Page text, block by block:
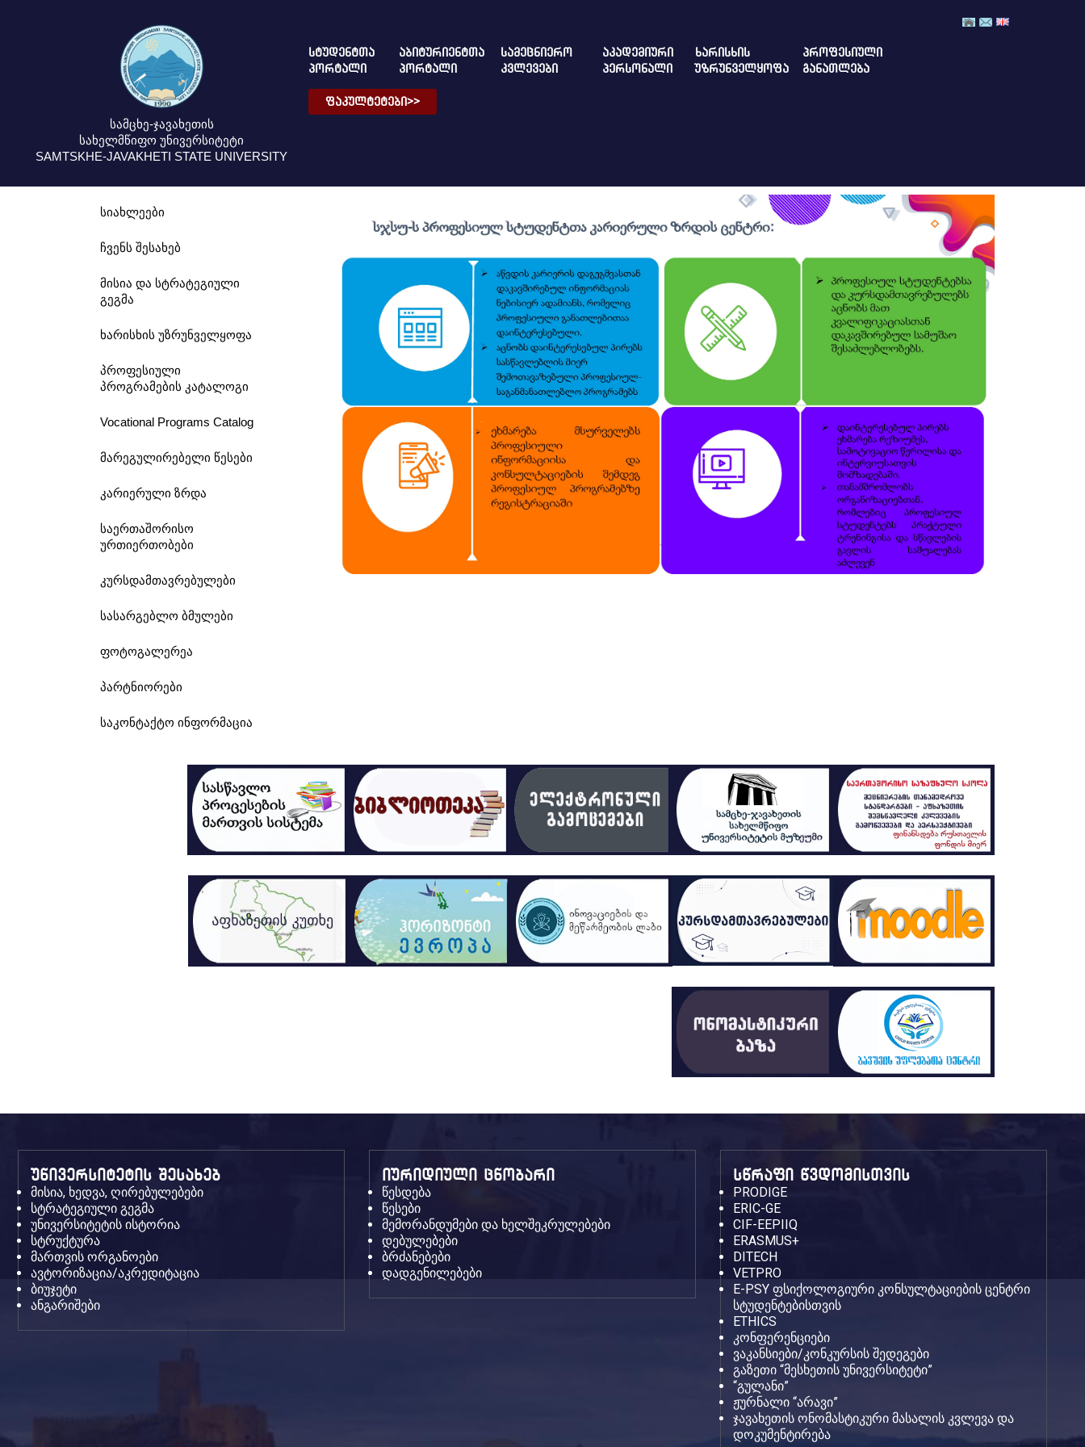
სამცხე-ჯავახეთის
სახელმწიფო უნივერსიტეტი
SAMTSKHE-JAVAKHETI STATE UNIVERSITY
ᲡᲢᲣᲓᲔᲜᲢᲗᲐ
ᲞᲝᲠᲢᲐᲚᲘ
ᲐᲑᲘᲢᲣᲠᲘᲔᲜᲢᲗᲐ
ᲞᲝᲠᲢᲐᲚᲘ
ᲡᲐᲛᲔᲪᲜᲘᲔᲠᲝ
ᲙᲕᲚᲔᲕᲔᲑᲘ
ᲐᲙᲐᲓᲔᲛᲘᲣᲠᲘ
ᲞᲔᲠᲡᲝᲜᲐᲚᲘ
ᲮᲐᲠᲘᲡᲮᲘᲡ
ᲣᲖᲠᲣᲜᲕᲔᲚᲧᲝᲤᲐ
ᲞᲠᲝᲤᲔᲡᲘᲣᲚᲘ
ᲒᲐᲜᲐᲗᲚᲔᲑᲐ
ᲤᲐᲙᲣᲚᲢᲔᲢᲔᲑᲘ>>
სიახლეები
ჩვენს შესახებ
მისია და სტრატეგიული
გეგმა
ხარისხის უზრუნველყოფა
პროფესიული
პროგრამების კატალოგი
Vocational Programs Catalog
მარეგულირებელი წესები
კარიერული ზრდა
საერთაშორისო
ურთიერთობები
კურსდამთავრებულები
სასარგებლო ბმულები
ფოტოგალერეა
პარტნიორები
საკონტაქტო ინფორმაცია
უნივერსიტეტის შესახებ
მისია, ხედვა, ღირებულებები
სტრატეგიული გეგმა
უნივერსიტეტის ისტორია
სტრუქტურა
მართვის ორგანოები
ავტორიზაცია/აკრედიტაცია
ბიუჯეტი
ანგარიშები
იურიდიული ცნობარი
წესდება
წესები
მემორანდუმები და ხელშეკრულებები
დებულებები
ბრძანებები
დადგენილებები
სწრაფი წვდომისთვის
PRODIGE
ERIC-GE
CIF-EEPIIQ
ERASMUS+
DITECH
VETPRO
E-PSY ფსიქოლოგიური კონსულტაციების ცენტრი
სტუდენტებისთვის
ETHICS
კონფერენციები
ვაკანსიები/კონკურსის შედეგები
გაზეთი “მესხეთის უნივერსიტეტი”
“გულანი”
ჟურნალი “არავი”
ჯავახეთის ონომასტიკური მასალის კვლევა და
დოკუმენტირება